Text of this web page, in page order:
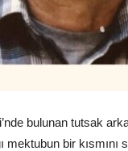
bulunan tutsak
mektubun bir kısmını